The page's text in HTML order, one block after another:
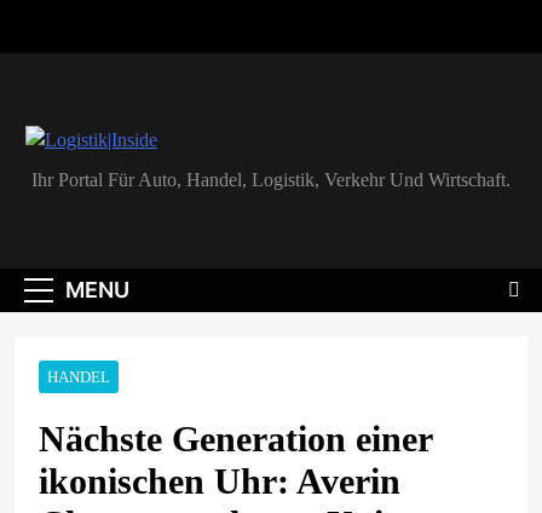
Logistik|Inside
Ihr Portal Für Auto, Handel, Logistik, Verkehr Und Wirtschaft.
MENU
HANDEL
Nächste Generation einer
ikonischen Uhr: Averin